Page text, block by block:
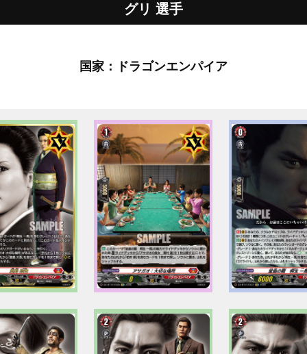
グリ 選手
国家：ドラゴンエンパイア